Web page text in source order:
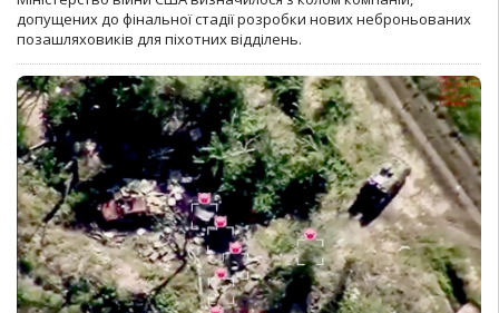
допущених до фінальної стадії розробки нових неброньованих
позашляховиків для піхотних відділень.